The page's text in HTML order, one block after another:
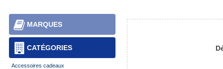
CATÉGORIES
MARQUES
Accessoires cadeaux